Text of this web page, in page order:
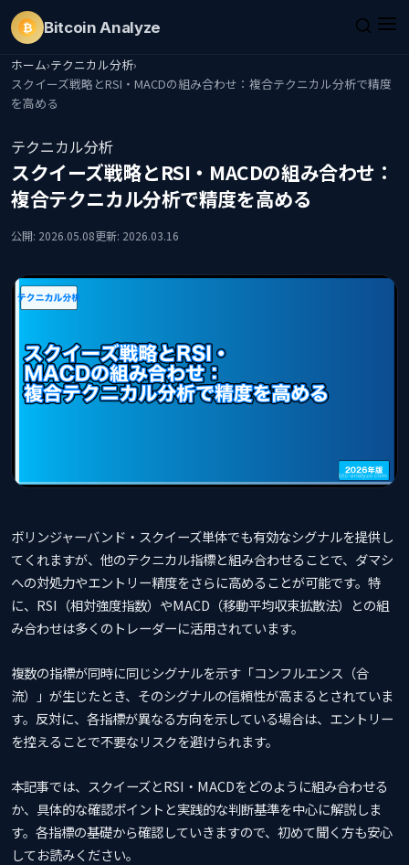
₿ Bitcoin Analyze
ホーム›テクニカル分析›
スクイーズ戦略とRSI・MACDの組み合わせ：複合テクニカル分析で精度
を高める
テクニカル分析
スクイーズ戦略とRSI・MACDの組み合わせ：
複合テクニカル分析で精度を高める
公開: 2026.05.08更新: 2026.03.16
ボリンジャーバンド・スクイーズ単体でも有効なシグナルを提供し
てくれますが、他のテクニカル指標と組み合わせることで、ダマシ
への対処力やエントリー精度をさらに高めることが可能です。特
に、RSI（相対強度指数）やMACD（移動平均収束拡散法）との組
み合わせは多くのトレーダーに活用されています。
複数の指標が同時に同じシグナルを示す「コンフルエンス（合
流）」が生じたとき、そのシグナルの信頼性が高まるとされていま
す。反対に、各指標が異なる方向を示している場合は、エントリー
を控えることで不要なリスクを避けられます。
本記事では、スクイーズとRSI・MACDをどのように組み合わせる
か、具体的な確認ポイントと実践的な判断基準を中心に解説しま
す。各指標の基礎から確認していきますので、初めて聞く方も安心
してお読みください。